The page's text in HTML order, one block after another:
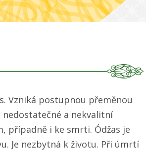
Vzniká postupnou přeměnou
a nekvalitní
případně i ke smrti. Ódžas je
Je nezbytná k životu. Při úmrtí